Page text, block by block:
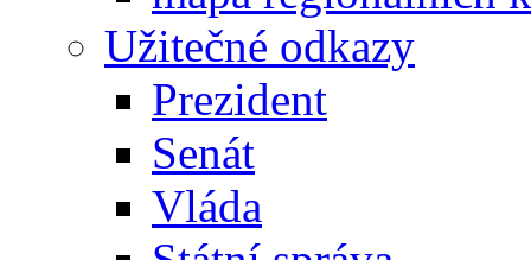
Užitečné odkazy
Prezident
Senát
Vláda